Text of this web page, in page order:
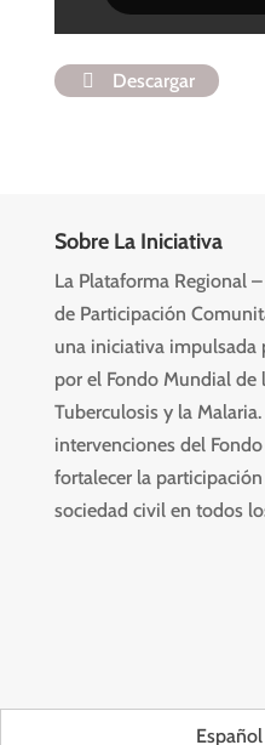
Descargar
Sobre La Iniciativa
La Plataforma Regional
de Participación
una iniciativa impulsada
por el Fondo Mundial de
Tuberculosis y la
intervenciones del
fortalecer la
sociedad civil en todos
Español